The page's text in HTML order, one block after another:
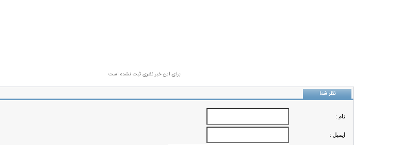
برای این خبر نظری ثبت نشده است
نظر شما
نام :
ايميل :